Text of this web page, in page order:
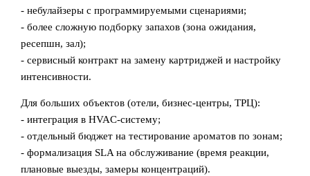
- небулайзеры с программируемыми сценариями;
- более сложную подборку запахов (зона ожидания,
ресепшн, зал);
- сервисный контракт на замену картриджей и настройку
интенсивности.
Для больших объектов (отели, бизнес-центры, ТРЦ):
- интеграция в HVAC-систему;
- отдельный бюджет на тестирование ароматов по зонам;
- формализация SLA на обслуживание (время реакции,
плановые выезды, замеры концентраций).